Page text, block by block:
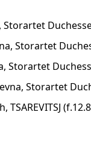
Storartet
Storartet
Storartet
TSAREVITSJ